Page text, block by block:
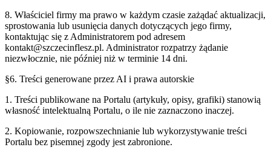
8. Właściciel firmy ma prawo w każdym czasie zażądać aktualizacji,
sprostowania lub usunięcia danych dotyczących jego firmy,
kontaktując się z Administratorem pod adresem
kontakt@szczecinflesz.pl. Administrator rozpatrzy żądanie
niezwłocznie, nie później niż w terminie 14 dni.
§6. Treści generowane przez AI i prawa autorskie
1. Treści publikowane na Portalu (artykuły, opisy, grafiki) stanowią
własność intelektualną Portalu, o ile nie zaznaczono inaczej.
2. Kopiowanie, rozpowszechnianie lub wykorzystywanie treści
Portalu bez pisemnej zgody jest zabronione.